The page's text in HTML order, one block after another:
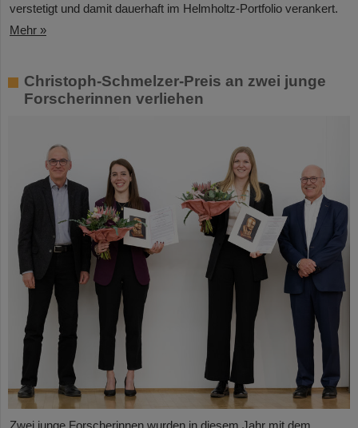
verstetigt und damit dauerhaft im Helmholtz-Portfolio verankert.
Mehr »
Christoph-Schmelzer-Preis an zwei junge
Forscherinnen verliehen
Zwei junge Forscherinnen wurden in diesem Jahr mit dem